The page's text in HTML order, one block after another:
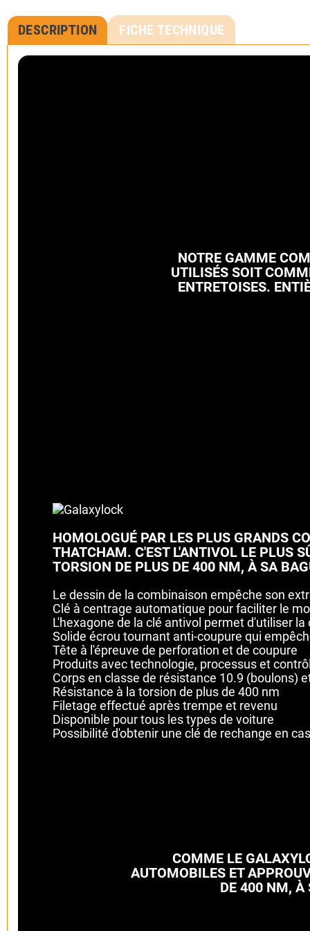
DESCRIPTION FICHE TECHNIQUE
NOTRE GAMME
UTILISÉS SOIT
ENTRETOISES.
HOMOLOGUÉ PAR LES PLUS GRANDS
THATCHAM. C'EST L'ANTIVOL LE PLUS
TORSION DE PLUS DE 400 NM, À SA
Le dessin de la combinaison empêche son
Clé à centrage automatique pour faciliter le
L'hexagone de la clé antivol permet d'utiliser
Solide écrou tournant anti-coupure qui
Tête à l'épreuve de perforation et de coupure
Produits avec technologie, processus et
Corps en classe de résistance 10.9 (boulons)
Résistance à la torsion de plus de 400 nm
Filetage effectué après trempe et revenu
Disponible pour tous les types de voiture
Possibilité d'obtenir une clé de rechange en
COMME LE
AUTOMOBILES ET
DE 400 NM, À